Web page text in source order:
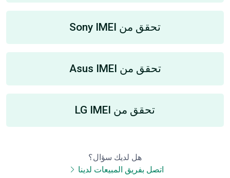
تحقق من Sony IMEI
تحقق من Asus IMEI
تحقق من LG IMEI
هل لديك سؤال؟
اتصل بفريق المبيعات لدينا